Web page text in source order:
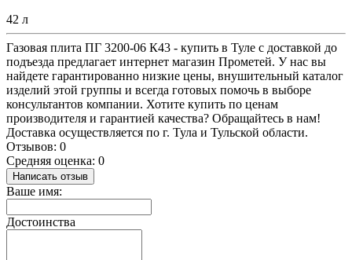
42 л
Газовая плита ПГ 3200-06 К43 - купить в Туле с доставкой до
подъезда предлагает интернет магазин Прометей. У нас вы
найдете гарантированно низкие цены, внушительный каталог
изделий этой группы и всегда готовых помочь в выборе
консультантов компании. Хотите купить по ценам
производителя и гарантией качества? Обращайтесь в нам!
Доставка осуществляется по г. Тула и Тульской области.
Отзывов: 0
Средняя оценка: 0
Написать отзыв
Ваше имя:
Достоинства